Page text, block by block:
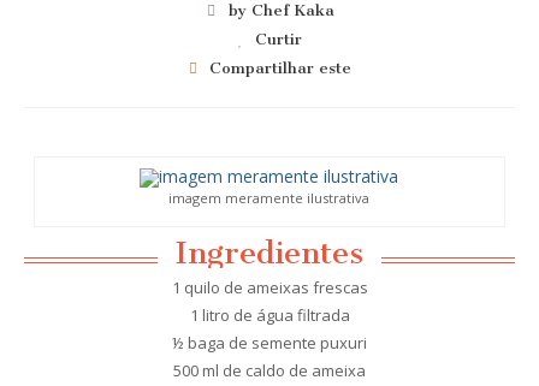
by Chef Kaka
Curtir
Compartilhar este
imagem meramente ilustrativa
Ingredientes
1 quilo de ameixas frescas
1 litro de água filtrada
½ baga de semente puxuri
500 ml de caldo de ameixa